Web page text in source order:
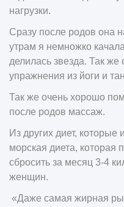
нагрузки.
Сразу после родов она
утрам я немножко
делилась звезда. Так
упражнения из йоги и
Так же очень хорошо
после родов массаж.
Из других диет, которые
морская диета, которая
сбросить за месяц 3-4
женщин.
«Даже самая жирная